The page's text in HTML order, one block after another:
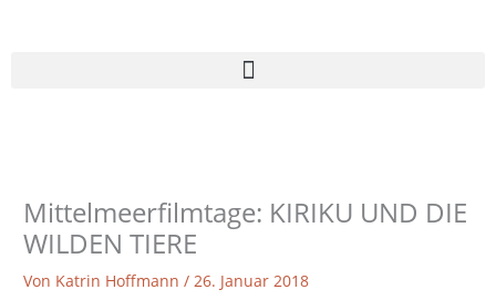
Mittelmeerfilmtage: KIRIKU UND DIE
WILDEN TIERE
Von Katrin Hoffmann/26. Januar 2018